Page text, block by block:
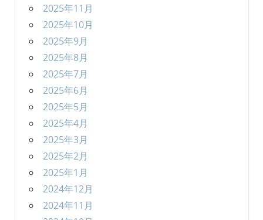
2025年11月
2025年10月
2025年9月
2025年8月
2025年7月
2025年6月
2025年5月
2025年4月
2025年3月
2025年2月
2025年1月
2024年12月
2024年11月